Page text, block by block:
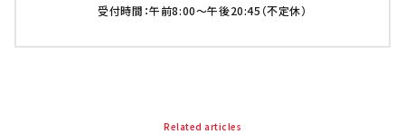
受付時間：午前8:00～午後20:45（不定休）
Related articles